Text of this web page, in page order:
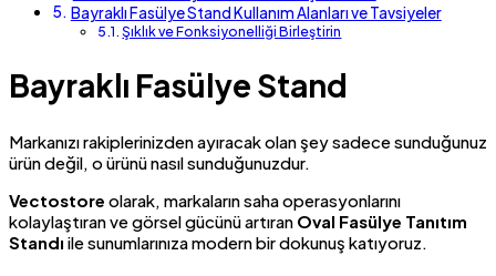
Bayraklı Fasülye Stand Kullanım Alanları ve Tavsiyeler
Şıklık ve Fonksiyonelliği Birleştirin
Bayraklı Fasülye Stand
Markanızı rakiplerinizden ayıracak olan şey sadece sunduğunuz
ürün değil, o ürünü nasıl sunduğunuzdur.
Vectostore olarak, markaların saha operasyonlarını
kolaylaştıran ve görsel gücünü artıran Oval Fasülye Tanıtım
Standı ile sunumlarınıza modern bir dokunuş katıyoruz.